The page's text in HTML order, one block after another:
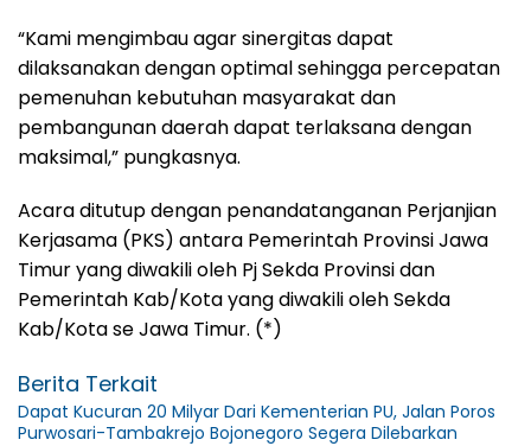
“Kami mengimbau agar sinergitas dapat
dilaksanakan dengan optimal sehingga percepatan
pemenuhan kebutuhan masyarakat dan
pembangunan daerah dapat terlaksana dengan
maksimal,” pungkasnya.
Acara ditutup dengan penandatanganan Perjanjian
Kerjasama (PKS) antara Pemerintah Provinsi Jawa
Timur yang diwakili oleh Pj Sekda Provinsi dan
Pemerintah Kab/Kota yang diwakili oleh Sekda
Kab/Kota se Jawa Timur. (*)
Berita Terkait
Dapat Kucuran 20 Milyar Dari Kementerian PU, Jalan Poros
Purwosari-Tambakrejo Bojonegoro Segera Dilebarkan